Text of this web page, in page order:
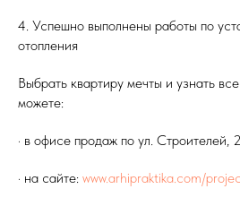
4. Успешно выполнены работы по
отопления
Выбрать квартиру мечты и узнать
можете:
· в офисе продаж по ул. Строителей,
· на сайте: www.arhipraktika.com/